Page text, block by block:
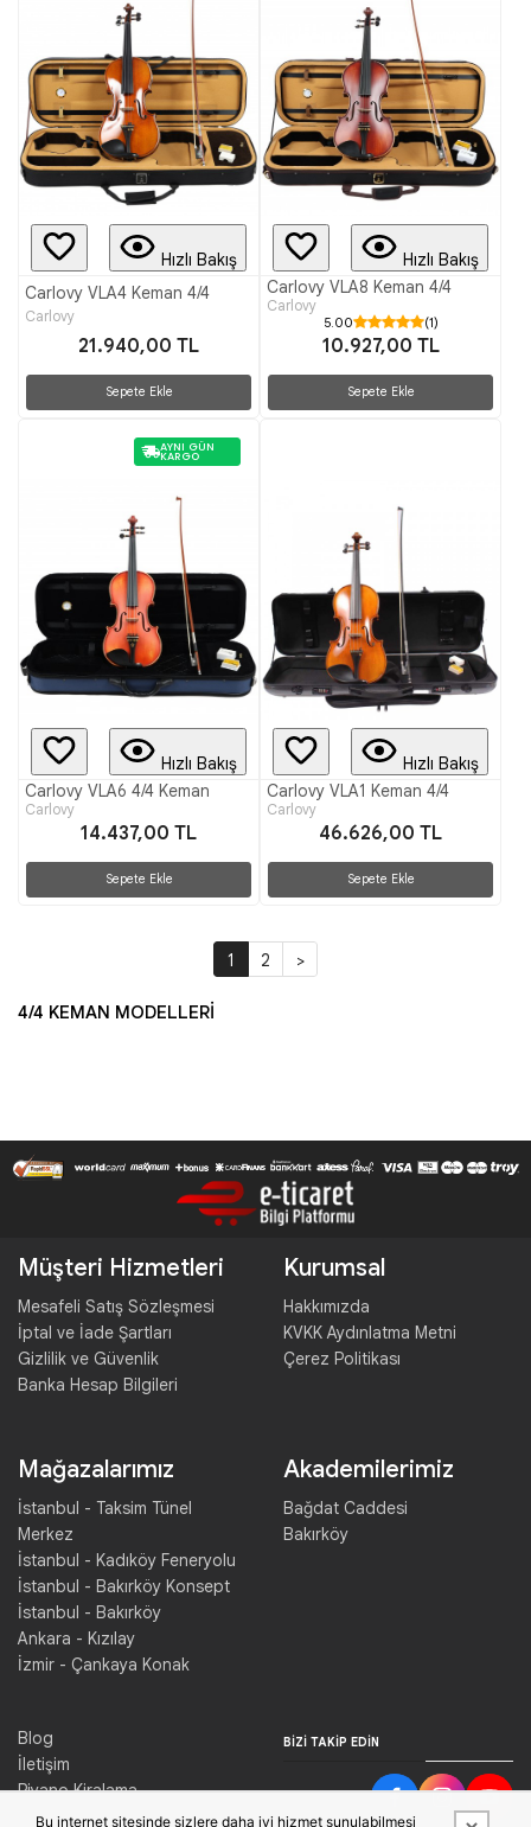
Hızlı Bakış
Carlovy VLA4 Keman 4/4
Carlovy
21.940,00 TL
Sepete Ekle
Hızlı Bakış
Carlovy VLA8 Keman 4/4
Carlovy
5.00 (1)
10.927,00 TL
Sepete Ekle
AYNI GÜN
KARGO
Hızlı Bakış
Carlovy VLA6 4/4 Keman
Carlovy
14.437,00 TL
Sepete Ekle
Hızlı Bakış
Carlovy VLA1 Keman 4/4
Carlovy
46.626,00 TL
Sepete Ekle
1 2 >
4/4 KEMAN MODELLERİ
Müşteri Hizmetleri
Mesafeli Satış Sözleşmesi
İptal ve İade Şartları
Gizlilik ve Güvenlik
Banka Hesap Bilgileri
Kurumsal
Hakkımızda
KVKK Aydınlatma Metni
Çerez Politikası
Mağazalarımız
İstanbul - Taksim Tünel
Merkez
İstanbul - Kadıköy Feneryolu
İstanbul - Bakırköy Konsept
İstanbul - Bakırköy
Ankara - Kızılay
İzmir - Çankaya Konak
Akademilerimiz
Bağdat Caddesi
Bakırköy
Blog
İletişim
Piyano Kiralama
Konser Salonu Kiralama
BIZI TAKIP EDIN
Bu internet sitesinde sizlere daha iyi hizmet sunulabilmesi